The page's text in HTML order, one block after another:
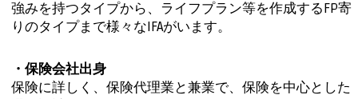
強みを持つタイプから、ライフプラン等を作成するFP寄
りのタイプまで様々なIFAがいます。
・保険会社出身
保険に詳しく、保険代理業と兼業で、保険を中心とした